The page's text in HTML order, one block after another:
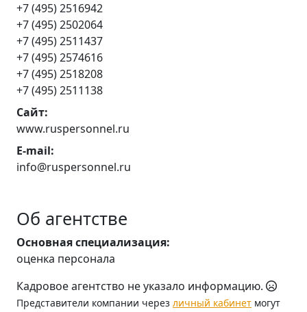
+7 (495) 2516942
+7 (495) 2502064
+7 (495) 2511437
+7 (495) 2574616
+7 (495) 2518208
+7 (495) 2511138
Сайт:
www.ruspersonnel.ru
E-mail:
info@ruspersonnel.ru
Об агентстве
Основная специализация:
оценка персонала
Кадровое агентство не указало информацию.
Представители компании через личный кабинет могут